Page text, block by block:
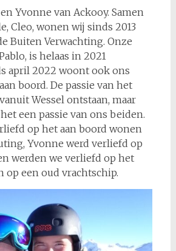
Yvonne van Ackooy. Samen
Cleo, wonen wij sinds 2013
Buiten Verwachting. Onze
is helaas in 2021
april 2022 woont ook ons
boord. De passie van het
Wessel ontstaan, maar
een passie van ons beiden.
op het aan boord wonen
Yvonne werd verliefd op
werden we verliefd op het
op een oud vrachtschip.